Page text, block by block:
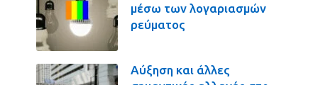
μέσω των λογαριασμών
ρεύματος
Αύξηση και άλλες